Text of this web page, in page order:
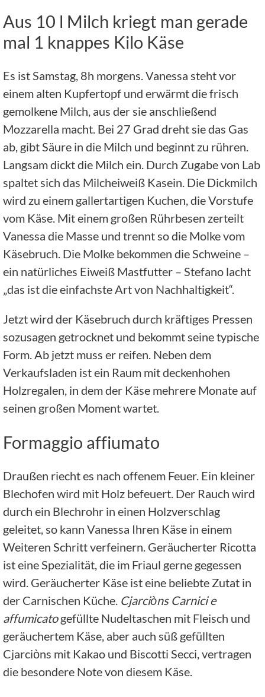
Aus 10 l Milch kriegt man gerade
mal 1 knappes Kilo Käse
Es ist Samstag, 8h morgens. Vanessa steht vor
einem alten Kupfertopf und erwärmt die frisch
gemolkene Milch, aus der sie anschließend
Mozzarella macht. Bei 27 Grad dreht sie das Gas
ab, gibt Säure in die Milch und beginnt zu rühren.
Langsam dickt die Milch ein. Durch Zugabe von Lab
spaltet sich das Milcheiweiß Kasein. Die Dickmilch
wird zu einem gallertartigen Kuchen, die Vorstufe
vom Käse. Mit einem großen Rührbesen zerteilt
Vanessa die Masse und trennt so die Molke vom
Käsebruch. Die Molke bekommen die Schweine –
ein natürliches Eiweiß Mastfutter – Stefano lacht
„das ist die einfachste Art von Nachhaltigkeit“.
Jetzt wird der Käsebruch durch kräftiges Pressen
sozusagen getrocknet und bekommt seine typische
Form. Ab jetzt muss er reifen. Neben dem
Verkaufsladen ist ein Raum mit deckenhohen
Holzregalen, in dem der Käse mehrere Monate auf
seinen großen Moment wartet.
Formaggio affiumato
Draußen riecht es nach offenem Feuer. Ein kleiner
Blechofen wird mit Holz befeuert. Der Rauch wird
durch ein Blechrohr in einen Holzverschlag
geleitet, so kann Vanessa Ihren Käse in einem
Weiteren Schritt verfeinern. Geräucherter Ricotta
ist eine Spezialität, die im Friaul gerne gegessen
wird. Geräucherter Käse ist eine beliebte Zutat in
der Carnischen Küche. Cjarciòns Carnici e
affumicatogefüllte Nudeltaschen mit Fleisch und
geräuchertem Käse, aber auch süß gefüllten
Cjarciòns mit Kakao und Biscotti Secci, vertragen
die besondere Note von diesem Käse.